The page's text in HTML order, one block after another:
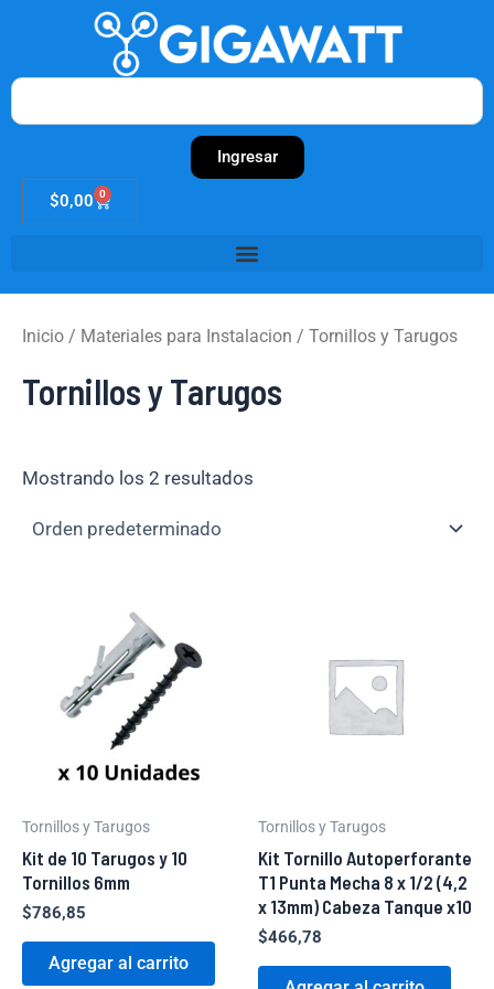
contenido
Search
Ingresar
$0,00 0
Cart
Inicio / Materiales para Instalacion / Tornillos y Tarugos
Tornillos y Tarugos
Mostrando los 2 resultados
Tornillos y Tarugos
Kit de 10 Tarugos y 10
Tornillos 6mm
$786,85
Agregar al carrito
Tornillos y Tarugos
Kit Tornillo Autoperforante
T1 Punta Mecha 8 x 1/2 (4,2
x 13mm) Cabeza Tanque x10
$466,78